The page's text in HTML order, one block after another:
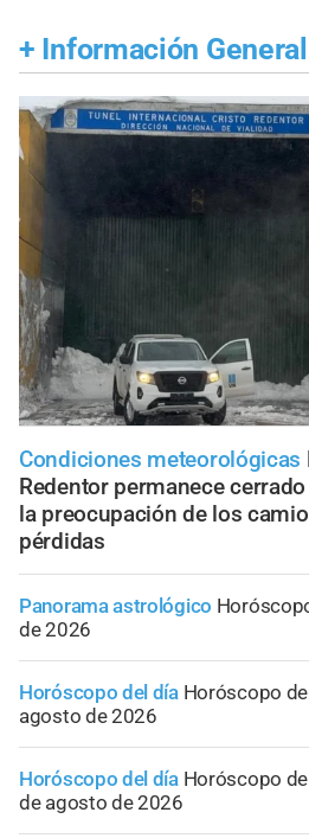
+ Información General
Condiciones meteorológicas
Redentor permanece
la preocupación de los
pérdidas
Panorama astrológico
de 2026
Horóscopo del día Horóscopo
agosto de 2026
Horóscopo del día Horóscopo
de agosto de 2026